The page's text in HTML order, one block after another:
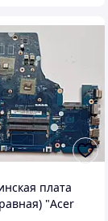
плата
"Acer